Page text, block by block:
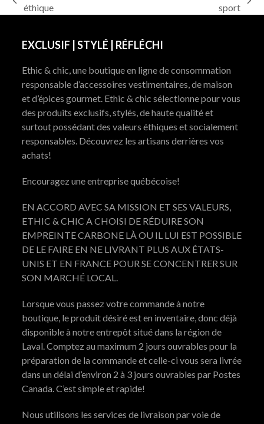
previous
éthique
sport
EXCLUSIF | STYLÉ | RÉFLÉCHI
Ethic & chic, une boutique en ligne de consommation
responsable d’accessoires vestimentaires, de maison
et d’épices gourmet. Ethic & chic sélectionne pour vous
des produits exclusifs, stylés, de haute qualité et
surtout possédant des valeurs éthiques et socialement
responsables. Découvrez les artisans derrières vos
achats!
Encouragez une entreprise québécoise!
EN ACCORD AVEC SA MISSION ET SES VALEURS,
ETHIC & CHIC A CHOISI DE RÉDUIRE SON
EMPREINTE CARBONE LÀ OU IL LUI EST POSSIBLE
DE LE FAIRE EN NE LIVRANT PLUS AUX ÉTATS-
UNIS ET EN FRANCE POUR SE CONCENTRER SUR
SON MARCHÉ LOCAL.
Lorsque vous passez votre commande à notre
boutique, le produit désiré est en inventaire, donc déjà
disponible à notre entrepôt situé dans la région de
Laval. Comptez au maximum 2 jours ouvrables pour la
préparation de la commande et celle-ci vous sera livrée
dans un délai d’environ 2 à 3 jours ouvrables par Postes
Canada. C’est simple et rapide!
Nous utilisons les services de livraison par voie de